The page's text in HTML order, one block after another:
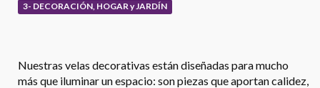
3- DECORACIÓN, HOGAR y JARDÍN
Nuestras velas decorativas están diseñadas para mucho
más que iluminar un espacio: son piezas que aportan calidez,